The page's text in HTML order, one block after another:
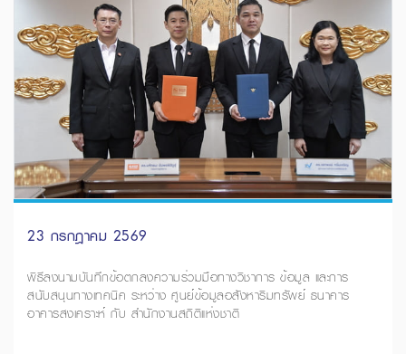
23 กรกฎาคม 2569
พิธีลงนามบันทึกข้อตกลงความร่วมมือทางวิชาการ ข้อมูล และการ
สนับสนุนทางเทคนิค ระหว่าง ศูนย์ข้อมูลอสังหาริมทรัพย์ ธนาคาร
อาคารสงเคราะห์ กับ สำนักงานสถิติแห่งชาติ